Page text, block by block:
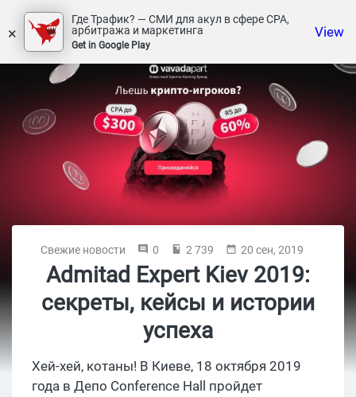
×
Где Трафик? — СМИ для акул в сфере СРА,
арбитража и маркетинга
Get in Google Play
View
Свежие новости 0 2 739 20 сен, 2019
Admitad Expert Kiev 2019:
секреты, кейсы и истории
успеха
Хей-хей, котаны! В Киеве, 18 октября 2019
года в Депо Conference Hall пройдет